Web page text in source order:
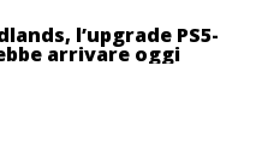
l’upgrade PS5-
arrivare oggi